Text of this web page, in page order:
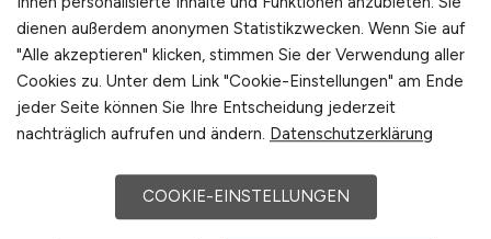
Hays
vor 5 Tagen
Ransbach-Baumbach
dienen außerdem anonymen Statistikzwecken. Wenn Sie auf
"Alle akzeptieren" klicken, stimmen Sie der Verwendung aller
Cookies zu. Unter dem Link "Cookie-Einstellungen" am Ende
jeder Seite können Sie Ihre Entscheidung jederzeit
nachträglich aufrufen und ändern. Datenschutzerklärung
COOKIE-EINSTELLUNGEN